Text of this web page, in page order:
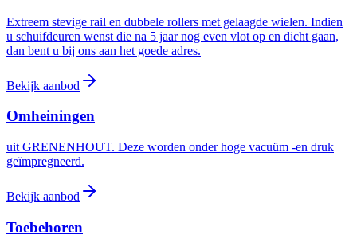
Extreem stevige rail en dubbele rollers met gelaagde wielen. Indien
u schuifdeuren wenst die na 5 jaar nog even vlot op en dicht gaan,
dan bent u bij ons aan het goede adres.
Bekijk aanbod
Omheiningen
uit GRENENHOUT. Deze worden onder hoge vacuüm -en druk
geïmpregneerd.
Bekijk aanbod
Toebehoren